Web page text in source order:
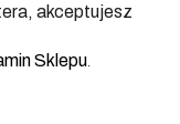
akceptujesz
Sklepu